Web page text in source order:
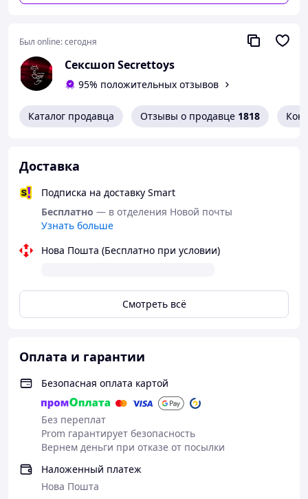
вибрации, два активных моторчика.
В наличии цвет: розовый, салатовый.
Попробовать ролевые игры
Разнообразить жизнь парам
Хочу поиметь мужчину
Был online:сегодня
Сексшоп Secrettoys
95% положительных отзывов
Каталог продавца Отзывы о продавце 1818
Доставка
Подписка на доставку Smart
Бесплатно — в отделения Новой почты
Узнать больше
Нова Пошта (Бесплатно при условии)
Смотреть всё
Оплата и гарантии
Безопасная оплата картой
Без переплат
Prom гарантирует безопасность
Вернем деньги при отказе от посылки
Наложенный платеж
Нова Пошта